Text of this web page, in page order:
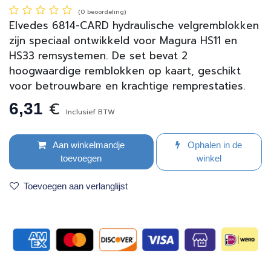
(0 beoordeling)
Elvedes 6814-CARD hydraulische velgremblokken
zijn speciaal ontwikkeld voor Magura HS11 en
HS33 remsystemen. De set bevat 2
hoogwaardige remblokken op kaart, geschikt
voor betrouwbare en krachtige remprestaties.
6,31 € Inclusief BTW
Aan winkelmandje
toevoegen
Ophalen in de
winkel
Toevoegen aan verlanglijst